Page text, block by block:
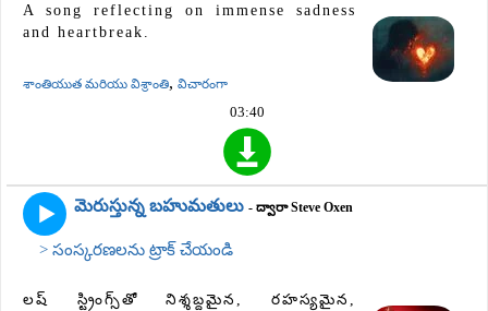
A song reflecting on immense sadness
and heartbreak.
శాంతియుత మరియు విశ్రాంతి, విచారంగా
03:40
మెరుస్తున్న బహుమతులు - ద్వారా Steve Oxen
> సంస్కరణలను ట్రాక్ చేయండి
లష్ స్ట్రింగ్స్‌తో నిశ్శబ్దమైన, రహస్యమైన,